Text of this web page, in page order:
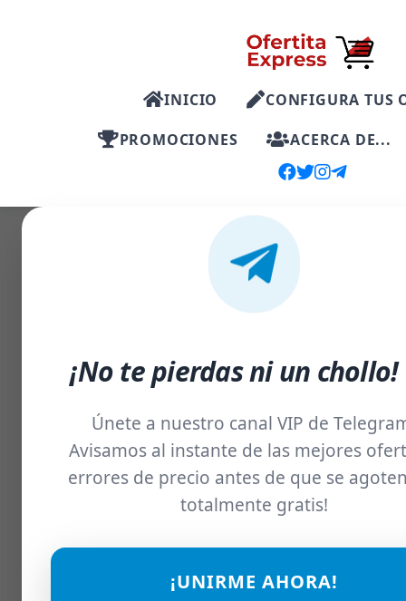
INICIO
CONFIGURA TUS
PROMOCIONES
ACERCA DE...
¡No te pierdas ni un
Únete a nuestro canal VIP de
Avisamos al instante de las mejores
errores de precio antes de que se
totalmente gratis!
¡UNIRME AHORA!